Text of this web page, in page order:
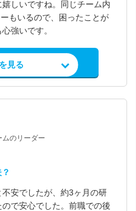
しいですね。同じチーム内
もいるので、困ったことが
強いです。
を見る
見る
ムのリーダー
安でしたが、約3ヶ月の研
で安心でした。前職での後